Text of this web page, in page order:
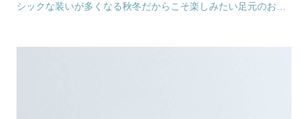
シックな装いが多くなる秋冬だからこそ楽しみたい足元のおし